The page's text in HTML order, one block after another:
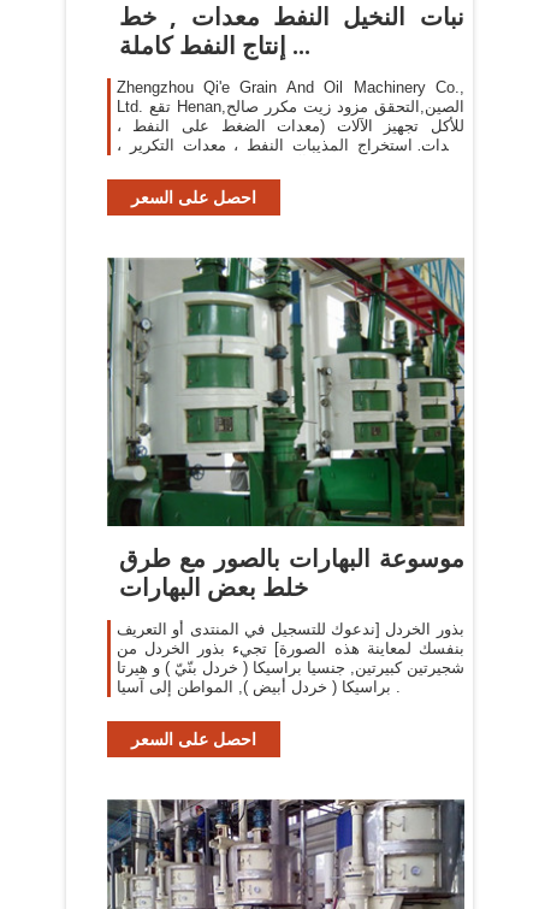
نبات النخيل النفط معدات , خط
إنتاج النفط كاملة ...
Zhengzhou Qi'e Grain And Oil Machinery Co.,
Ltd. تقع Henan,الصين,التحقق مزود زيت مكرر صالح
للأكل تجهيز الآلات (معدات الضغط على النفط ،
معدات استخراج المذيبات النفط ، معدات التكرير ،
فول الصويا ...
احصل على السعر
موسوعة البهارات بالصور مع طرق
خلط بعض البهارات
بذور الخردل [ندعوك للتسجيل في المنتدى أو التعريف
بنفسك لمعاينة هذه الصورة] تجيء بذور الخردل من
شجيرتين كبيرتين, جنسيا براسيكا ( خردل بنّيّ ) و هيرتا
براسيكا ( خردل أبيض ), المواطن إلى آسيا .
احصل على السعر